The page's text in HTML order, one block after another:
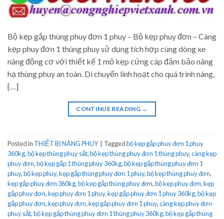
Bộ kẹp gắp thùng phuy đơn 1 phuy – Bộ kẹp phuy đơn – Càng
kẹp phuy đơn 1 thùng phuy sử dụng tích hợp cùng dòng xe
nâng động cơ với thiết kế 1 mỏ kẹp cứng cáp đảm bảo nâng
hạ thùng phuy an toàn. Di chuyển linh hoạt cho quá trình nâng,
[…]
CONTINUE READING →
Posted in THIẾT BỊ NÂNG PHUY Taggedbộ kẹp gắp phuy đơn 1 phuy
360kg,bộ kẹp thùng phuy sắt,bộ kẹp thùng phuy đơn 1 thùng phuy,càng kẹp
phuy đơn,bộ kẹp gắp 1 thùng phuy 360kg,bộ kẹp gắp thùng phuy đơn 1
phuy,bộ kẹp phuy,kẹp gắp thùng phuy đơn 1 phuy,bộ kẹp thùng phuy đơn,
kẹp gắp phuy đơn 360kg,bộ kẹp gắp thùng phuy đơn,bộ kẹp phuy đơn,kẹp
gắp phuy đơn,kẹp phuy đơn 1 phuy,kẹp gắp phuy đơn 1 phuy 360kg,bộ kẹp
gắp phuy đơn,kẹp phuy đơn,kẹp gắp phuy đơn 1 phuy,càng kẹp phuy đơn
phuy sắt,bộ kẹp gắp thùng phuy đơn 1 thùng phuy 360kg,bộ kẹp gắp thùng